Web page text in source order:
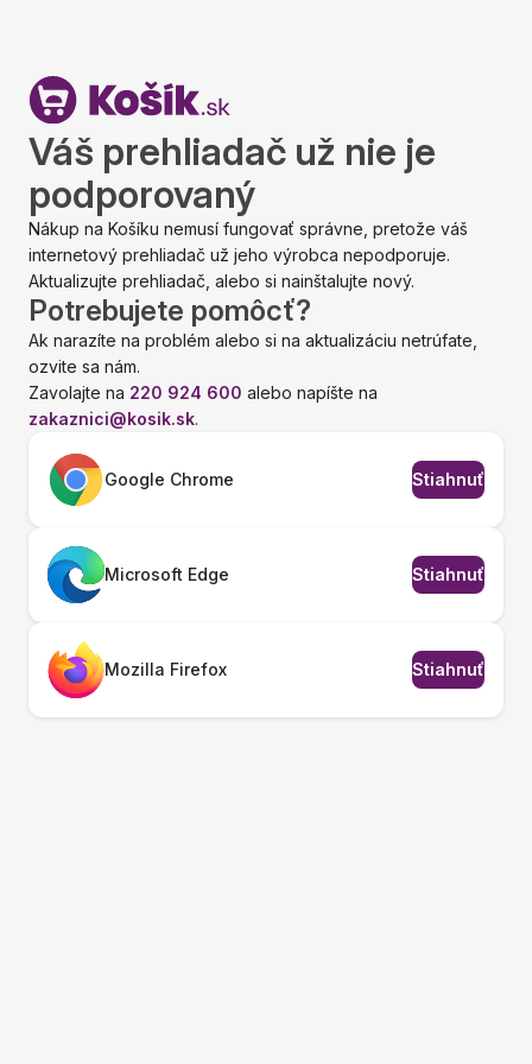
Váš prehliadač už nie je
podporovaný
Nákup na Košíku nemusí fungovať správne, pretože váš
internetový prehliadač už jeho výrobca nepodporuje.
Aktualizujte prehliadač, alebo si nainštalujte nový.
Potrebujete pomôcť?
Ak narazíte na problém alebo si na aktualizáciu netrúfate,
ozvite sa nám.
Zavolajte na 220 924 600 alebo napíšte na
zakaznici@kosik.sk.
Google Chrome Stiahnuť
Microsoft Edge Stiahnuť
Mozilla Firefox Stiahnuť